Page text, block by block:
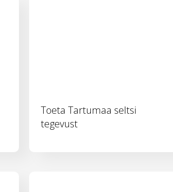
Toeta Tartumaa seltsi
tegevust